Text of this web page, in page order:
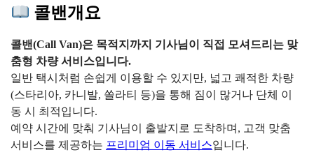
콜밴개요
콜밴(Call Van)은 목적지까지 기사님이 직접 모셔드리는 맞
춤형 차량 서비스입니다.
일반 택시처럼 손쉽게 이용할 수 있지만, 넓고 쾌적한 차량
(스타리아, 카니발, 쏠라티 등)을 통해 짐이 많거나 단체 이
동 시 최적입니다.
예약 시간에 맞춰 기사님이 출발지로 도착하며, 고객 맞춤
서비스를 제공하는 프리미엄 이동 서비스입니다.